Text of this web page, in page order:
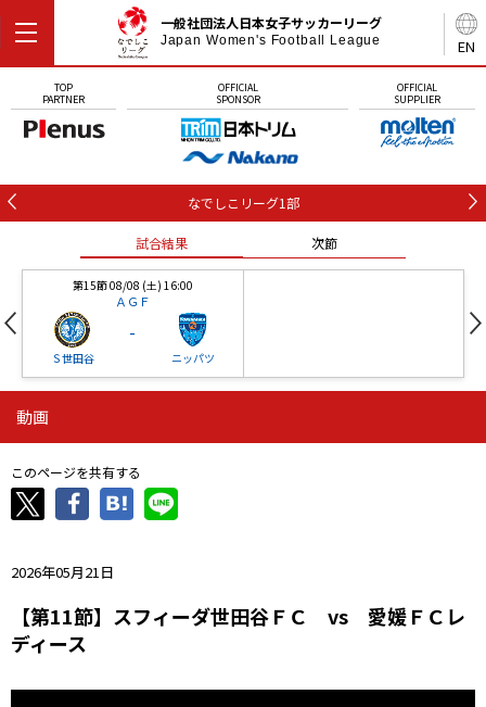
EN
一般社団法人日本女子サッカーリーグ
Japan Women's Football League
TOP
PARTNER
OFFICIAL
SPONSOR
OFFICIAL
SUPPLIER
なでしこリーグ1部
試合結果 次節
第15節 08/08 (土) 16:00
ＡＧＦ
Ｓ世田谷
-
ニッパツ
ニッパツ
ニッパツ
-
石人の星
動画
このページを共有する
2026年05月21日
【第11節】スフィーダ世田谷ＦＣ vs 愛媛ＦＣレ
ディース